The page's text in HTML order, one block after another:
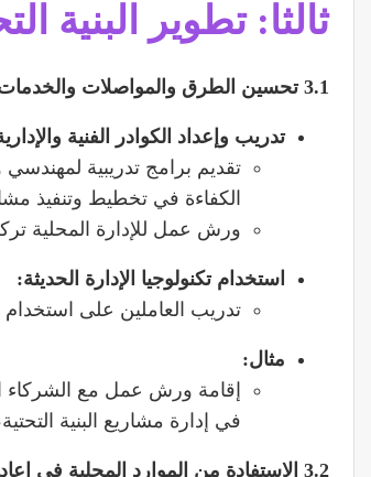
ثالثا: تطوير البنية
3.1 تحسين الطرق والمواصلات
تدريب وإعداد الكوادر الفنية
تقديم برامج تدريبية
الكفاءة في تخطيط وتنفيذ
ورش عمل للإدارة المحلية
استخدام تكنولوجيا الإدارة الحديثة:
تدريب العاملين على استخدام
مثال:
إقامة ورش عمل مع الشركاء
في إدارة مشاريع البنية
3.2 الاستفادة من الموارد المحلية في